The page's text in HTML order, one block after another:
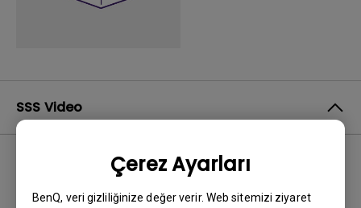
Çerez Ayarları
BenQ, veri gizliliğinize değer verir. Web sitemizi ziyaret
SSS Video